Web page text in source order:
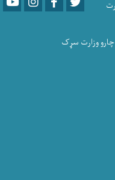
وزارت سړک